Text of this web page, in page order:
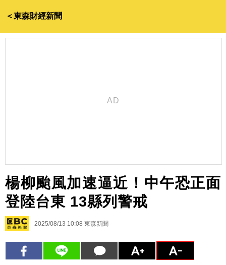
＜東森財經新聞
楊柳颱風加速逼近！中午恐正面
登陸台東 13縣列警戒
2025/08/13 10:08 東森新聞